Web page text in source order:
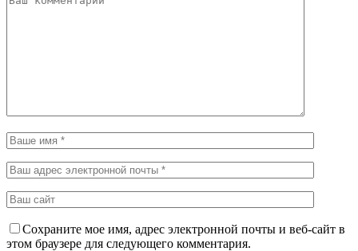
Сохраните мое имя, адрес электронной почты и веб-сайт в
этом браузере для следующего комментария.